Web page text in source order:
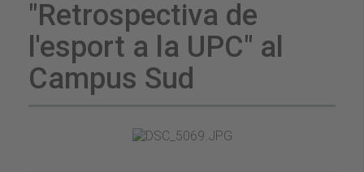
"Retrospectiva de
l'esport a la UPC" al
Campus Sud